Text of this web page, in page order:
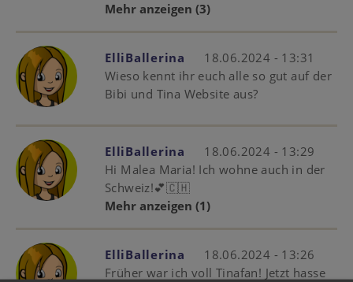
Mehr anzeigen (3)
ElliBallerina
18.06.2024 - 13:31
Wieso kennt ihr euch alle so gut auf der
Bibi und Tina Website aus?
ElliBallerina
18.06.2024 - 13:29
Hi Malea Maria! Ich wohne auch in der
Schweiz!💕🇨🇭
Mehr anzeigen (1)
ElliBallerina
18.06.2024 - 13:26
Früher war ich voll Tinafan! Jetzt hasse